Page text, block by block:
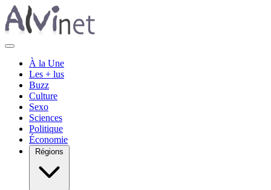
À la Une
Les + lus
Buzz
Culture
Sexo
Sciences
Politique
Économie
Régions